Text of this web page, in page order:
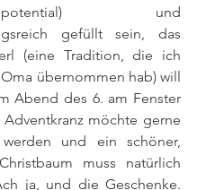
und
gefüllt sein, das
(eine Tradition, die ich
übernommen hab) will
Abend des 6. am Fenster
möchte gerne
und ein schöner,
muss natürlich
ja, und die Geschenke.